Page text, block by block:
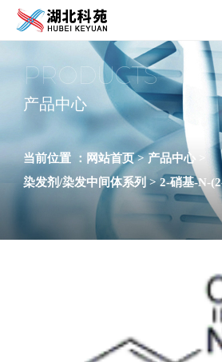
PRODUCTS
产品中心
当前位置 ： 网站首页 > 产品中心 >
染发剂/染发中间体系列 > 2-硝基-N-